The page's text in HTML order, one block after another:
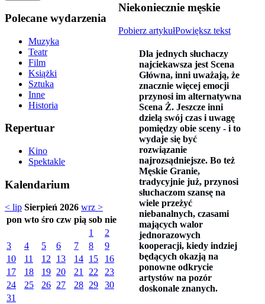
Polecane wydarzenia
Muzyka
Teatr
Film
Książki
Sztuka
Inne
Historia
Repertuar
Kino
Spektakle
Kalendarium
< lip Sierpień 2026 wrz >
pon wto śro czw pią sob nie
1
2
3
4 5 6 7 8
9
10
11 12 13 14 15
16
17
18 19 20 21 22
23
24
25 26 27 28 29
30
31
Niekoniecznie męskie
Pobierz artykułPowiększ tekst
Dla jednych słuchaczy
najciekawsza jest Scena
Główna, inni uważają, że
znacznie więcej emocji
przynosi im alternatywna
Scena Ż. Jeszcze inni
dzielą swój czas i uwagę
pomiędzy obie sceny - i to
wydaje się być
rozwiązanie
najrozsądniejsze. Bo też
Męskie Granie,
tradycyjnie już, przynosi
słuchaczom szansę na
wiele przeżyć
niebanalnych, czasami
mających walor
jednorazowych
kooperacji, kiedy indziej
będących okazją na
ponowne odkrycie
artystów na pozór
doskonale znanych.